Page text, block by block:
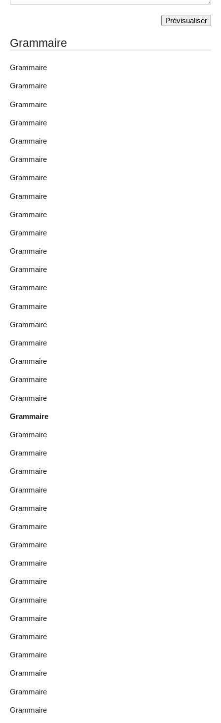
Grammaire
Grammaire
Grammaire
Grammaire
Grammaire
Grammaire
Grammaire
Grammaire
Grammaire
Grammaire
Grammaire
Grammaire
Grammaire
Grammaire
Grammaire
Grammaire
Grammaire
Grammaire
Grammaire
Grammaire
Grammaire
Grammaire
Grammaire
Grammaire
Grammaire
Grammaire
Grammaire
Grammaire
Grammaire
Grammaire
Grammaire
Grammaire
Grammaire
Grammaire
Grammaire
Grammaire
Grammaire